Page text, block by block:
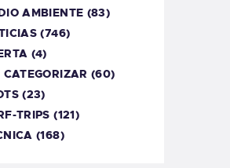
AMBIENTE (83)
(746)
(4)
CATEGORIZAR (60)
(23)
TRIPS (121)
(168)